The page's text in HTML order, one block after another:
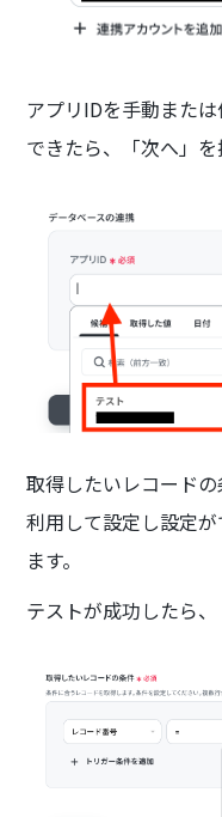
アプリIDを手動また
できたら、「次へ」を
取得したいレコード
利用して設定し設定
ます。
テストが成功したら